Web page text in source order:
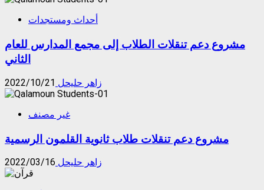
أحداث ومستجدات
مشروع دعم تنقلات الطلاب إلى مجمع المدارس للعام
الثاني
زاهر حليحل 2022/10/21
غير مصنف
مشروع دعم تنقلات طلاب ثانوية القلمون الرسمية
زاهر حليحل 2022/03/16